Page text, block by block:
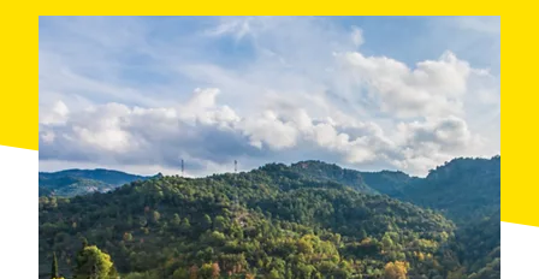
itinerario de la fuente de la Portella
el punto de información que hay en laCasa Nova de
y va hasta el cortijo del Obac Vell , una
edificación en ruinas de distintas épocas (desde el
románico hasta el siglo XVIII). Es una ruta de ida y
vuelta, señalizada con hitos de color rosa y que tiene
los senderos bien delimitados. Untramo de 615
metros del itinerario está adaptado
para personas
de movilidad reducida. Este recorrido reconstruye la
historia de la familia Ubach, una saga con mucha